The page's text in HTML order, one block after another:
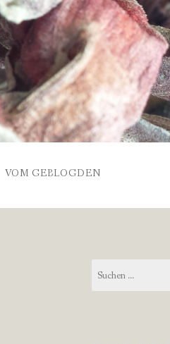
VOM GEBLOGDEN
nach: